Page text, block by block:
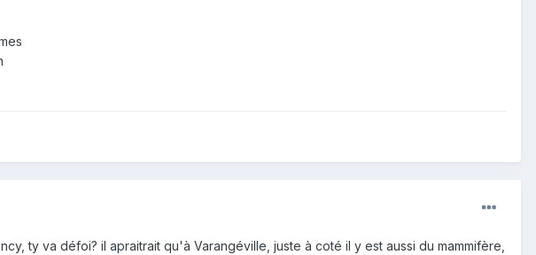
ty va défoi? il apraitrait qu'à Varangéville, juste à coté il y est aussi du mammifère,